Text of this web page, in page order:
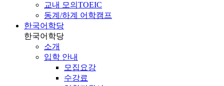
교내 모의TOEIC
동계/하계 어학캠프
한국어학당
한국어학당
소개
입학 안내
모집요강
수강료